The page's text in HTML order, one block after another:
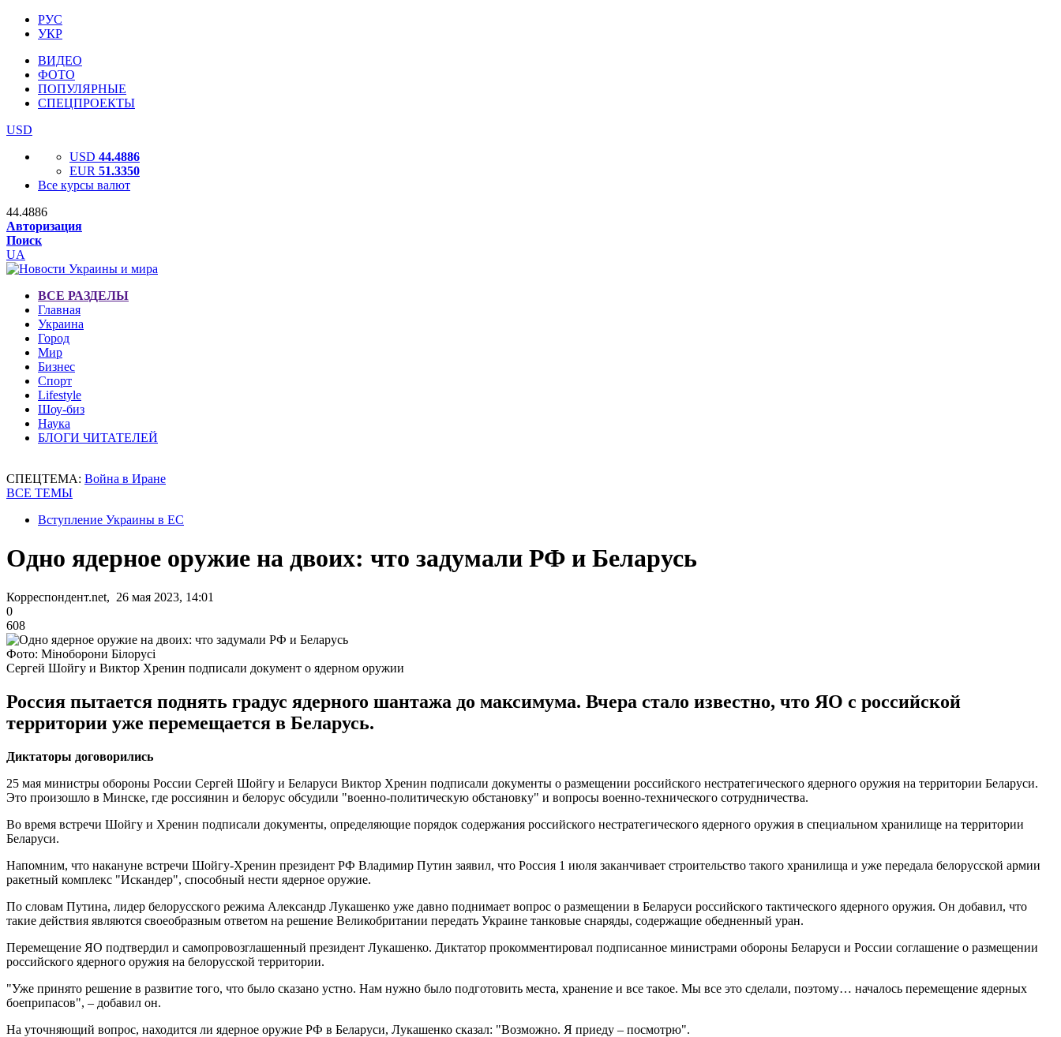
РУС
УКР
ВИДЕО
ФОТО
ПОПУЛЯРНЫЕ
СПЕЦПРОЕКТЫ
USD
USD 44.4886
EUR 51.3350
Все курсы валют
44.4886
Авторизация
Поиск
UA
ВСЕ РАЗДЕЛЫ
Главная
Украина
Город
Мир
Бизнес
Спорт
Lifestyle
Шоу-биз
Наука
БЛОГИ ЧИТАТЕЛЕЙ
СПЕЦТЕМА: Война в Иране
ВСЕ ТЕМЫ
Вступление Украины в ЕС
Одно ядерное оружие на двоих: что задумали РФ и Беларусь
Корреспондент.net, 26 мая 2023, 14:01
0
608
Фото: Міноборони Білорусі
Сергей Шойгу и Виктор Хренин подписали документ о ядерном оружии
Россия пытается поднять градус ядерного шантажа до максимума. Вчера стало известно, что ЯО с российской
территории уже перемещается в Беларусь.
Диктаторы договорились
25 мая министры обороны России Сергей Шойгу и Беларуси Виктор Хренин подписали документы о размещении российского нестратегического ядерного оружия на территории Беларуси.
Это произошло в Минске, где россиянин и белорус обсудили "военно-политическую обстановку" и вопросы военно-технического сотрудничества.
Во время встречи Шойгу и Хренин подписали документы, определяющие порядок содержания российского нестратегического ядерного оружия в специальном хранилище на территории
Беларуси.
Напомним, что накануне встречи Шойгу-Хренин президент РФ Владимир Путин заявил, что Россия 1 июля заканчивает строительство такого хранилища и уже передала белорусской армии
ракетный комплекс "Искандер", способный нести ядерное оружие.
По словам Путина, лидер белорусского режима Александр Лукашенко уже давно поднимает вопрос о размещении в Беларуси российского тактического ядерного оружия. Он добавил, что
такие действия являются своеобразным ответом на решение Великобритании передать Украине танковые снаряды, содержащие обедненный уран.
Перемещение ЯО подтвердил и самопровозглашенный президент Лукашенко. Диктатор прокомментировал подписанное министрами обороны Беларуси и России соглашение о размещении
российского ядерного оружия на белорусской территории.
"Уже принято решение в развитие того, что было сказано устно. Нам нужно было подготовить места, хранение и все такое. Мы все это сделали, поэтому… началось перемещение ядерных
боеприпасов", – добавил он.
На уточняющий вопрос, находится ли ядерное оружие РФ в Беларуси, Лукашенко сказал: "Возможно. Я приеду – посмотрю".